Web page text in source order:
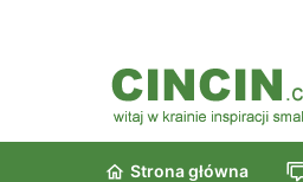
Strona główna